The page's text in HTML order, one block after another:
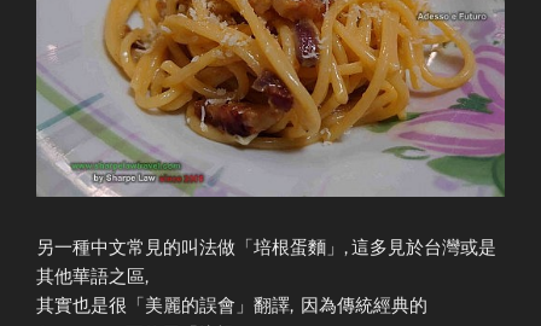
另一種中文常見的叫法做「培根蛋麵」, 這多見於台灣或是
其他華語之區,
其實也是很「美麗的誤會」翻譯, 因為傳統經典的